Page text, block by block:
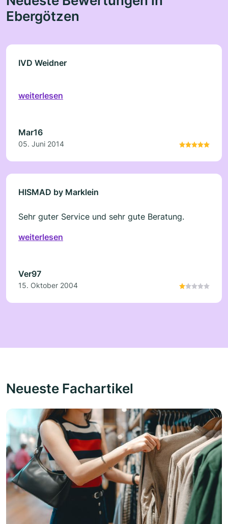
Ebergötzen
IVD Weidner
weiterlesen
Mar16
05. Juni 2014
HISMAD by Marklein
Sehr guter Service und sehr gute Beratung.
weiterlesen
Ver97
15. Oktober 2004
Neueste Fachartikel